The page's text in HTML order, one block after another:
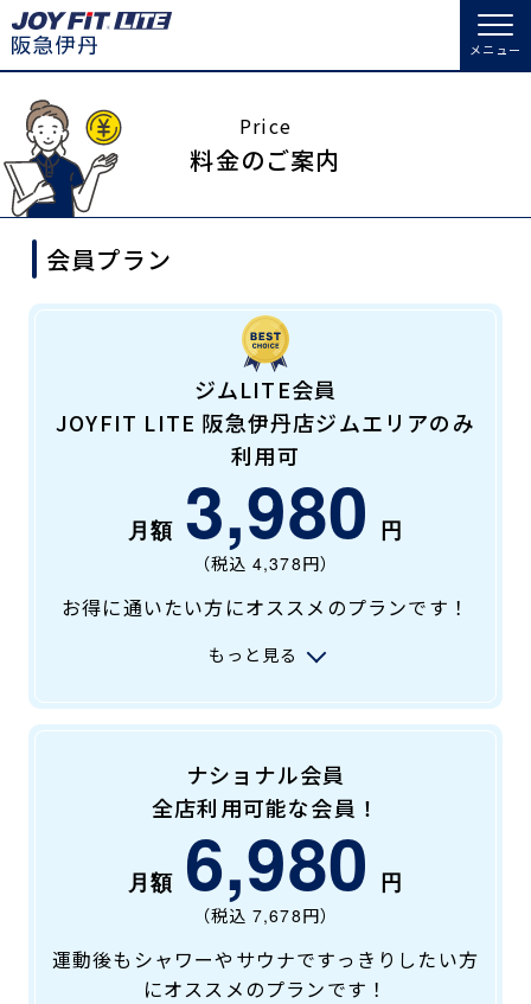
メニュー
店舗トップ
会員の方へトップ
会員様へのお知らせ スタジオプログラム情報
休会お手続き
アクセス
よくあるご質問
入会のお手続きをする
Appで入会手続き料金・サービス等詳しく見る
入会を悩まれている方へトップ
料金のご案内
アクセス 店舗情報・サービス
入会方法
店舗へのお問い合わせ
JOYFIT総合トップ JOYFIT
店舗を探す
Price
料金のご案内
会員プラン
ジムLITE会員
JOYFIT LITE 阪急伊丹店ジムエリアのみ
利用可
3,980
（税込 4,378円）
お得に通いたい方にオススメのプランです！
もっと見る
ナショナル会員
全店利用可能な会員！
6,980
（税込 7,678円）
運動後もシャワーやサウナですっきりしたい方
にオススメのプランです！